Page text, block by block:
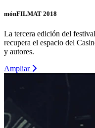
mónFILMAT 2018
La tercera edición del
recupera el espacio del
y autores.
Ampliar